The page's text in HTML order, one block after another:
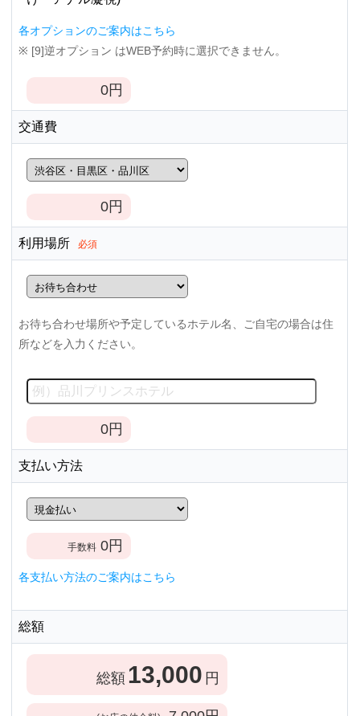
各オプションのご案内はこちら
※ [9]逆オプション はWEB予約時に選択できません。
0円
交通費
0円
利用場所 必須
お待ち合わせ場所や予定しているホテル名、ご自宅の場合は住
所などを入力ください。
0円
支払い方法
手数料 0円
各支払い方法のご案内はこちら
総額
総額 13,000 円